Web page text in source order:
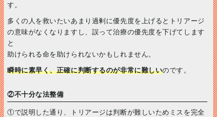
す。
多くの人を救いたいあまり過剰に優先度を上げるとトリアージ
の意味がなくなりますし、誤って治療の優先度を下げてします
と
助けられる命を助けられないかもしれません。
瞬時に素早く、正確に判断するのが非常に難しいのです。
②不十分な法整備
①で説明した通り、トリアージは判断が難しいためミスを完全